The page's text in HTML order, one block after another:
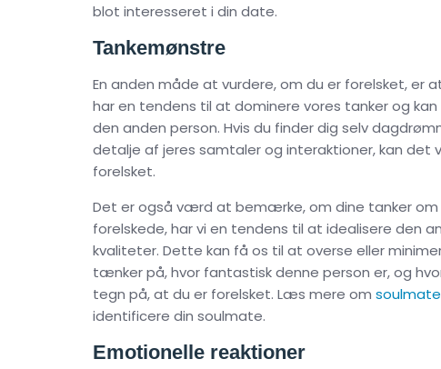
blot interesseret i din date.
Tankemønstre
En anden måde at vurdere, om du er forelsket, er
har en tendens til at dominere vores tanker og
den anden person. Hvis du finder dig selv
detalje af jeres samtaler og interaktioner, kan
forelsket.
Det er også værd at bemærke, om dine tanker om
forelskede, har vi en tendens til at idealisere den
kvaliteter. Dette kan få os til at overse eller
tænker på, hvor fantastisk denne person er, og
tegn på, at du er forelsket. Læs mere om
identificere din soulmate.
Emotionelle reaktioner